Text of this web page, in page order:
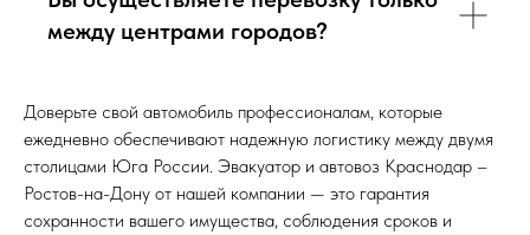
между центрами городов?
Доверьте свой автомобиль профессионалам, которые
ежедневно обеспечивают надежную логистику между двумя
столицами Юга России. Эвакуатор и автовоз Краснодар –
Ростов-на-Дону от нашей компании — это гарантия
сохранности вашего имущества, соблюдения сроков и